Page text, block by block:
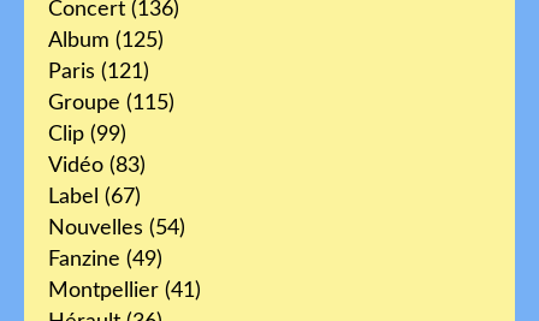
Concert (136)
Album (125)
Paris (121)
Groupe (115)
Clip (99)
Vidéo (83)
Label (67)
Nouvelles (54)
Fanzine (49)
Montpellier (41)